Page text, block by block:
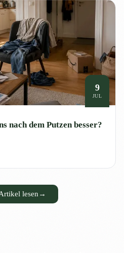
9
JUL
nach dem Putzen besser?
lesen →